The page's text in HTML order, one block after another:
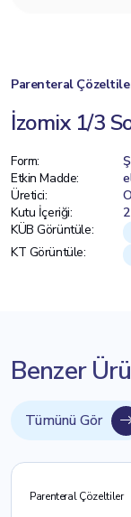
Parenteral
İzomix 1/3
Form:
Etkin Madde:
Üretici:
Kutu İçeriği:
KÜB Görüntüle:
KT Görüntüle:
Benzer
Tümünü Gör
Parenteral Çözeltiler